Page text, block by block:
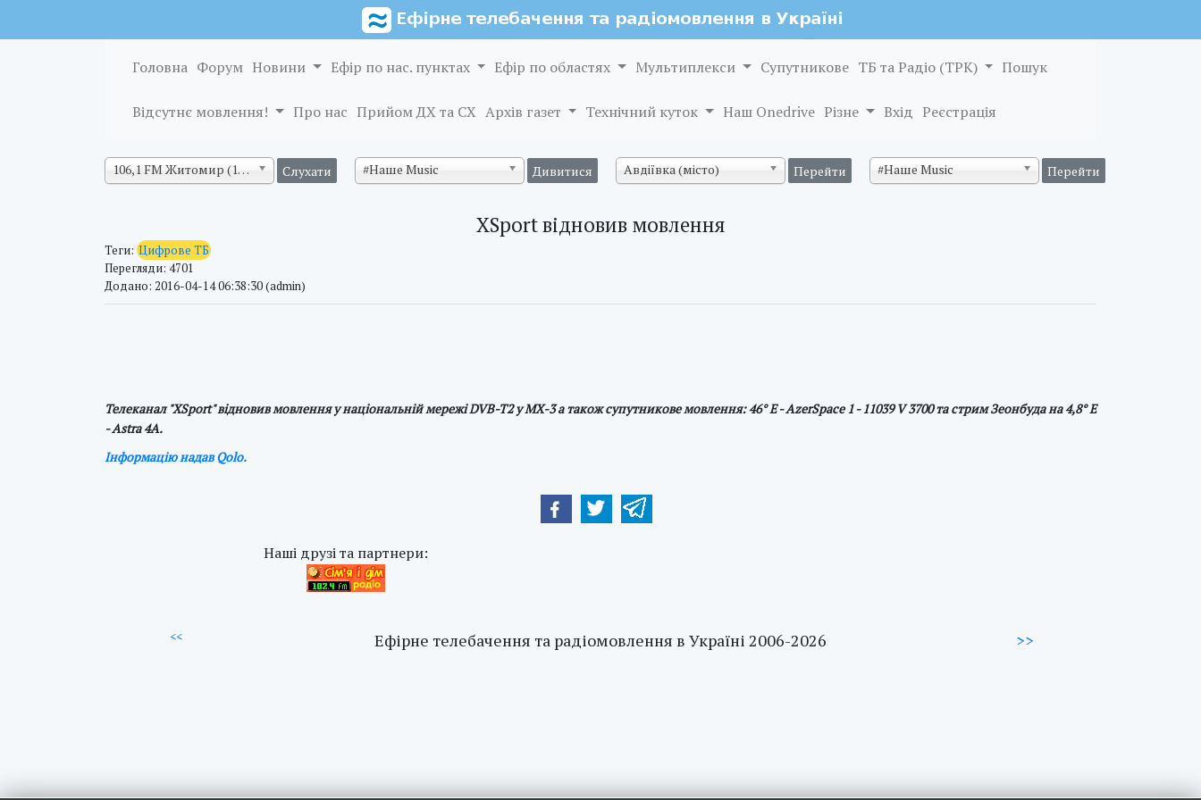
Головна Форум Новини Ефір по нас. пунктах Ефір по областях Мультиплекси Супутникове ТБ та Радіо (ТРК) Пошук
Відсутнє мовлення! Про нас Прийом ДХ та СХ Архів газет Технічний куток Наш Onedrive Різне Вхід Реєстрація
106,1 FM Житомир (128 кб/с) #Наше Music Авдіївка (місто) #Наше Music
XSport відновив мовлення
Теги: Цифрове ТБ
Перегляди: 4701
Додано: 2016-04-14 06:38:30 (admin)
Телеканал "XSport" відновив мовлення у національній мережі DVB-T2 у МХ-3 а також супутникове мовлення: 46° E - AzerSpace 1 - 11039 V 3700 та стрим Зеонбуда на 4,8° E
- Astra 4A.
Інформацію надав Qolo.
Наші друзі та партнери:
<< Ефірне телебачення та радіомовлення в Україні 2006-2026 >>